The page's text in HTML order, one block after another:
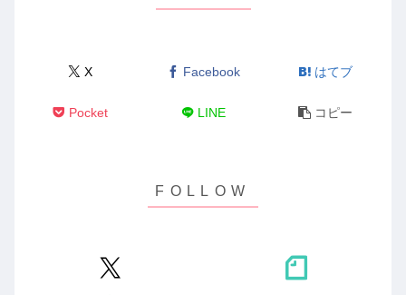
X Facebook はてブ
Pocket LINE コピー